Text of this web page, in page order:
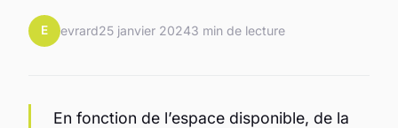
E evrard25 janvier 20243 min de lecture
En fonction de l’espace disponible, de la